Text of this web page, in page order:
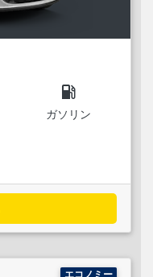
local_gas_station
ガソリン
エコノミー